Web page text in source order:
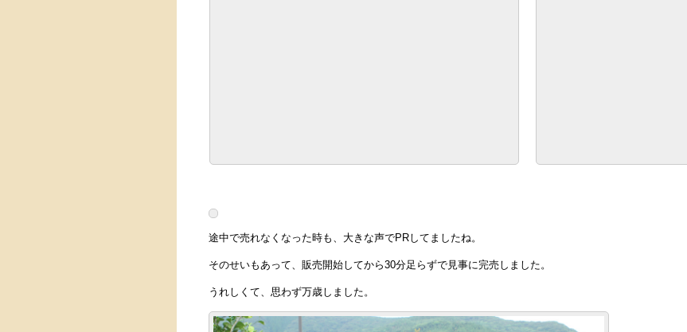
途中で売れなくなった時も、大きな声でPRしてましたね。
そのせいもあって、販売開始してから30分足らずで見事に完売しました。
うれしくて、思わず万歳しました。